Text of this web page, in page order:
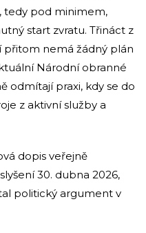
tedy pod minimem,
start zvratu. Třináct z
nemá žádný plán
Národní obranné
odmítají praxi, kdy se do
z aktivní služby a
dopis veřejně
30. dubna 2026,
politický argument v